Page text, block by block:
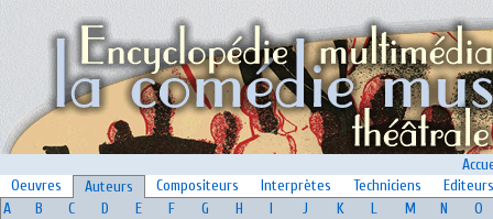
Oeuvres
Auteurs Compositeurs Interprètes Techniciens
Editeurs
A
B C D E F G H I J K L M N O